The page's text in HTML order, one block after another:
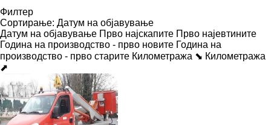
Филтер
Сортирање: Датум на објавување
Датум на објавување Прво најскапите Прво најевтините
Година на производство - прво новите Година на
производство - прво старите Километража ⬊ Километража
⬈